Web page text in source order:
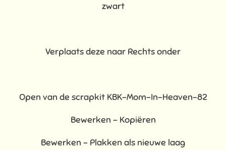
zwart
Verplaats deze naar Rechts onder
Open van de scrapkit KBK-Mom-In-Heaven-82
Bewerken – Kopiëren
Bewerken - Plakken als nieuwe laag